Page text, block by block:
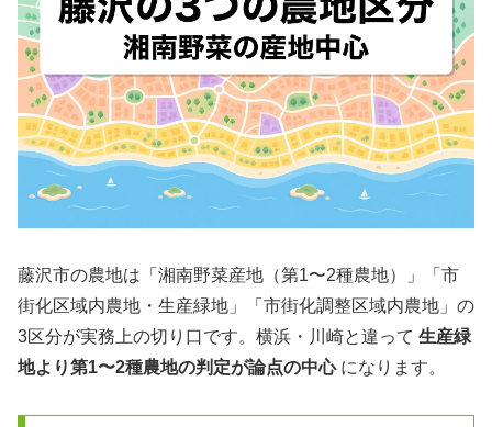
藤沢市の農地は「湘南野菜産地（第1〜2種農地）」「市
街化区域内農地・生産緑地」「市街化調整区域内農地」の
3区分が実務上の切り口です。横浜・川崎と違って 生産緑
地より第1〜2種農地の判定が論点の中心になります。